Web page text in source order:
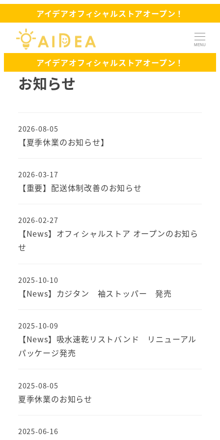
アイデアオフィシャルストアオープン！
MENU
アイデアオフィシャルストアオープン！
お知らせ
【夏季休業のお知らせ】
2026-08-05
【重要】配送体制改善のお知らせ
2026-03-17
【News】オフィシャルストア オープンのお知ら
せ
2026-02-27
【News】カジタン 袖ストッパー 発売
2025-10-10
【News】吸水速乾リストバンド リニューアル
パッケージ発売
2025-10-09
夏季休業のお知らせ
2025-08-05
2025-06-16